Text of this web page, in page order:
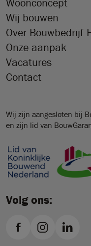
Woonconcept
Wij bouwen
Over Bouwbedrijf
Onze aanpak
Vacatures
Contact
Wij zijn aangesloten bij
en zijn lid van
Volg ons: